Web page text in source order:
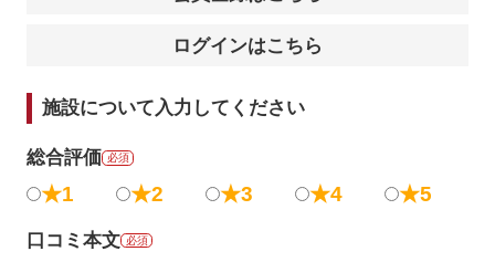
ログインはこちら
施設について入力してください
総合評価 必須
★1 ★2 ★3 ★4 ★5
口コミ本文 必須